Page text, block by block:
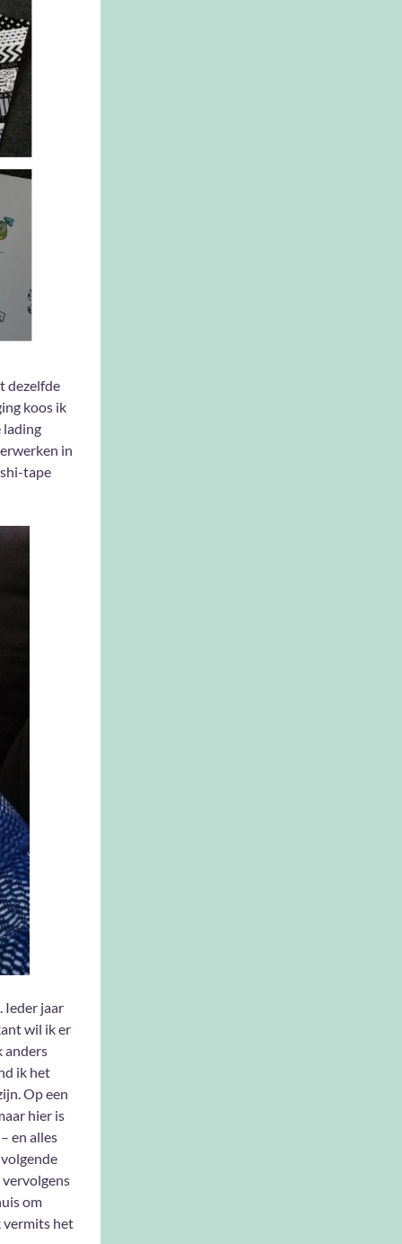
dezelfde
koos ik
lading
in
tape
Ieder jaar
wil ik er
anders
ik het
Op een
hier is
en alles
vervolgens
om
vermits het